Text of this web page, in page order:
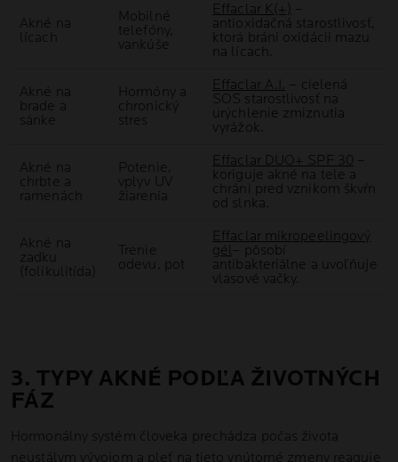
Akné na
lícach
Mobilné
telefóny,
vankúše
Effaclar K(+) –
antioxidačná starostlivosť,
ktorá bráni oxidácii mazu
na lícach.
Akné na
brade a
sánke
Hormóny a
chronický
stres
Effaclar A.I.
– cielená
SOS starostlivosť na
urýchlenie zmiznutia
vyrážok.
Akné na
chrbte a
ramenách
Potenie,
vplyv UV
žiarenia
Effaclar DUO+ SPF 30 –
koriguje akné na tele a
chráni pred vznikom škvŕn
od slnka.
Akné na
zadku
(folikulitída)
Trenie
odevu, pot
Effaclar mikropeelingový
gél– pôsobí
antibakteriálne a uvoľňuje
vlasové vačky.
3. TYPY AKNÉ PODĽA ŽIVOTNÝCH
FÁZ
Hormonálny systém človeka prechádza počas života
neustálym vývojom a pleť na tieto vnútorné zmeny reaguje